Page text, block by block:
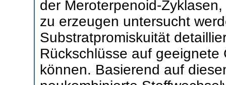
der Meroterpenoid-
zu erzeugen untersucht
Substratpromiskuität
Rückschlüsse auf
können. Basierend auf